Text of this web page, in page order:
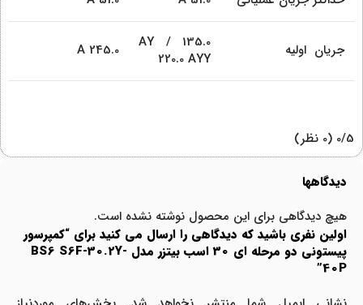
جریان اولیه
135.0 AY /
220.0 AYY
245.0 A
‫0/5 ‫(0 نظر)
دیدگاهها
هیچ دیدگاهی برای این محصول نوشته نشده است.
اولین نفری باشید که دیدگاهی را ارسال می کنید برای “کمپرسور
پیستونی دو مرحله‌ ای 30 اسب بیتزر مدل BS6 S6F-30.2Y-
40P”